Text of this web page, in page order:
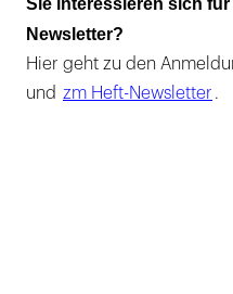
Sie interessieren sich
Newsletter?
Hier geht zu den
und zm Heft-Newsletter .